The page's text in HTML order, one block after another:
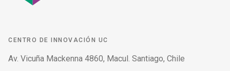
CENTRO DE INNOVACIÓN UC
Av. Vicuña Mackenna 4860, Macul. Santiago, Chile